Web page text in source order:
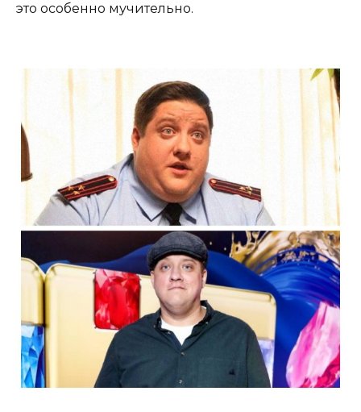
это особенно мучительно.